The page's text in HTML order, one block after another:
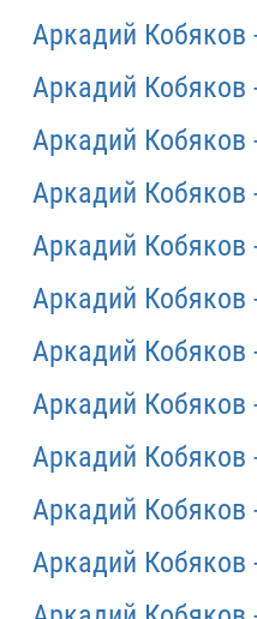
Аркадий Кобяков
Аркадий Кобяков
Аркадий Кобяков
Аркадий Кобяков
Аркадий Кобяков
Аркадий Кобяков
Аркадий
Аркадий
Аркадий Кобяков
Аркадий Кобяков
Аркадий Кобяков